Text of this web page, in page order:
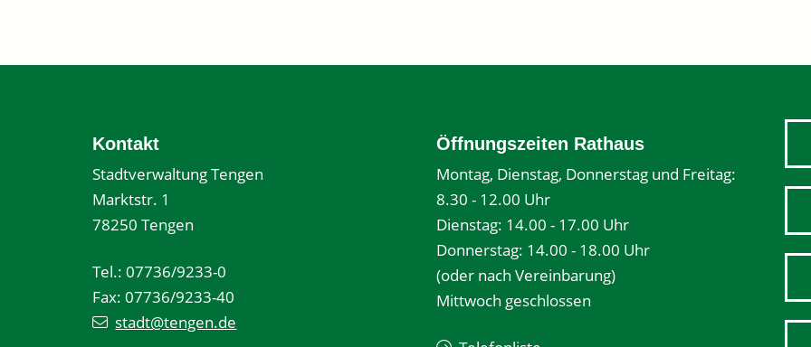
Kontakt
Stadtverwaltung Tengen
Marktstr. 1
78250 Tengen
Tel.: 07736/9233-0
Fax: 07736/9233-40
stadt@tengen.de
Öffnungszeiten Rathaus
Montag, Dienstag, Donnerstag und Freitag:
8.30 - 12.00 Uhr
Dienstag: 14.00 - 17.00 Uhr
Donnerstag: 14.00 - 18.00 Uhr
(oder nach Vereinbarung)
Mittwoch geschlossen